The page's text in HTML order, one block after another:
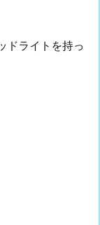
ドライトを持っ